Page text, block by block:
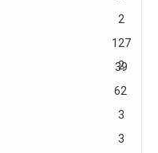
2
127
2
39
62
3
3